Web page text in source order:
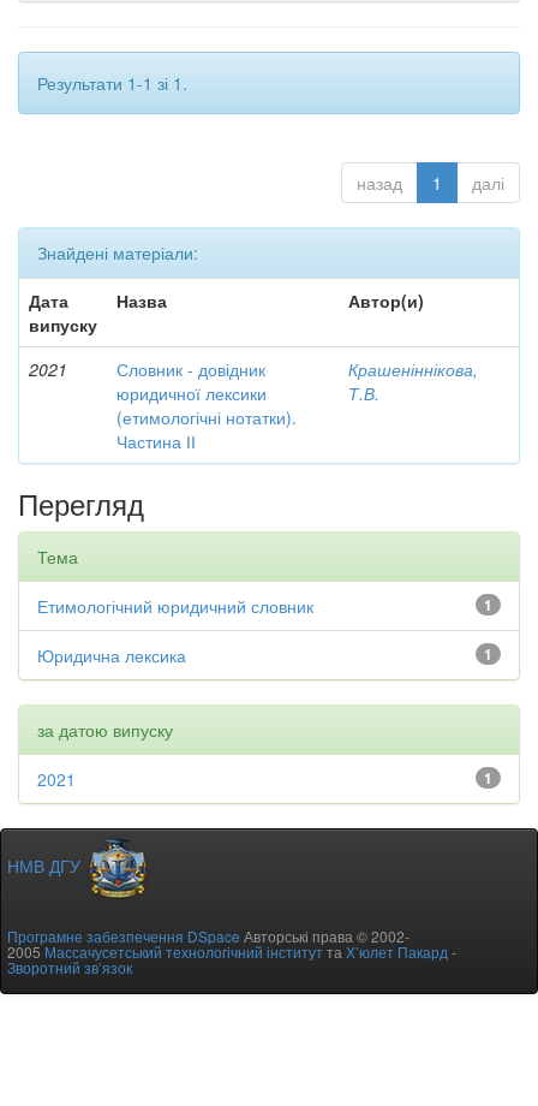
Результати 1-1 зі 1.
назад 1 далі
Знайдені матеріали:
Дата
випуску
Назва Автор(и)
2021
Словник - довідник
юридичної лексики
(етимологічні нотатки).
Частина ІІ
Крашеніннікова,
Т.В.
Перегляд
Тема
1
Етимологічний юридичний словник
1
Юридична лексика
за датою випуску
1
2021
НМВ ДГУ
Програмне забезпечення DSpace Авторські права © 2002-
2005Массачусетський технологічний інститутта Х’юлет Пакард -
Зворотний зв’язок